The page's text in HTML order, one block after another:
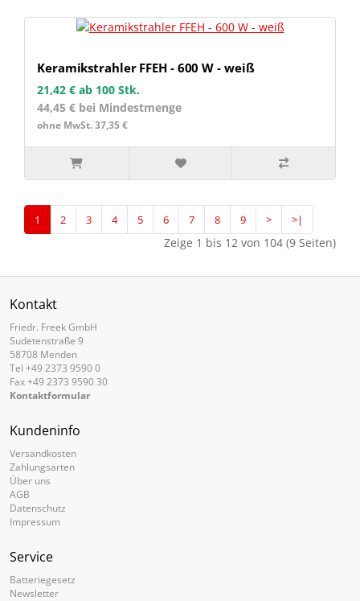
Keramikstrahler FFEH - 600 W - weiß
21,42 € ab 100 Stk.
44,45 € bei Mindestmenge
ohne MwSt. 37,35 €
1 2 3 4 5 6 7 8 9 > >|
Zeige 1 bis 12 von 104 (9 Seiten)
Kontakt
Friedr. Freek GmbH
Sudetenstraße 9
58708 Menden
Tel +49 2373 9590 0
Fax +49 2373 9590 30
Kontaktformular
Kundeninfo
Versandkosten
Zahlungsarten
Über uns
AGB
Datenschutz
Impressum
Service
Batteriegesetz
Newsletter